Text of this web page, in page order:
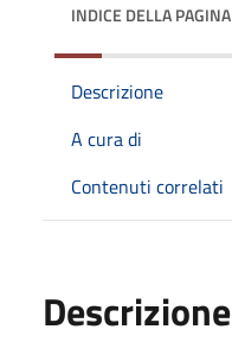
INDICE DELLA PAGINA
Descrizione
A cura di
Contenuti correlati
Descrizione